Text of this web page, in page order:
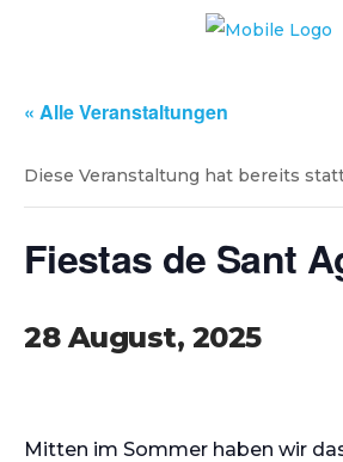
« Alle Veranstaltungen
Diese Veranstaltung hat bereits
Fiestas de Sant
28 August, 2025
Mitten im Sommer haben wir